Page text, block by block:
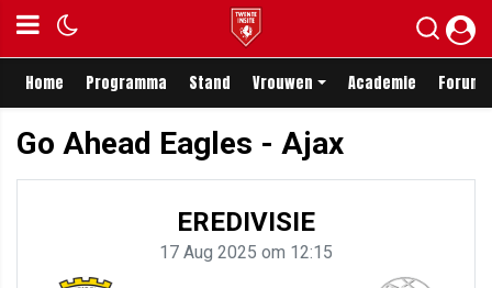
Home Programma Stand Vrouwen Academie Forum
Go Ahead Eagles - Ajax
EREDIVISIE
17 Aug 2025 om 12:15